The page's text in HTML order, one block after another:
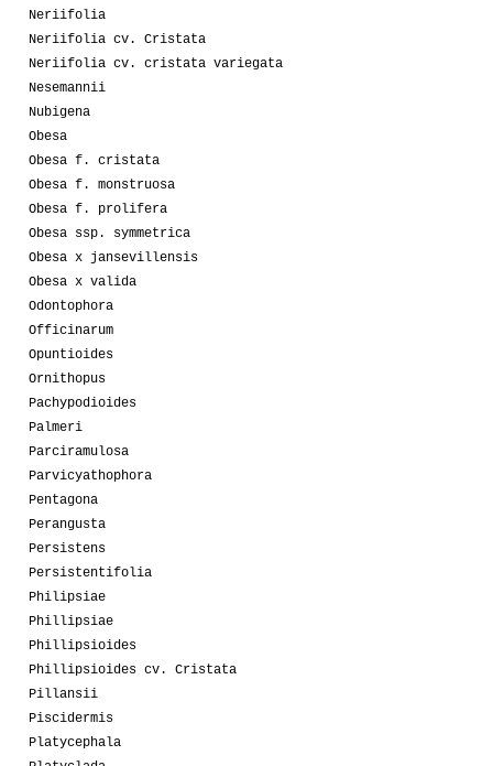
Neriifolia
Neriifolia cv. Cristata
Neriifolia cv. cristata variegata
Nesemannii
Nubigena
Obesa
Obesa f. cristata
Obesa f. monstruosa
Obesa f. prolifera
Obesa ssp. symmetrica
Obesa x jansevillensis
Obesa x valida
Odontophora
Officinarum
Opuntioides
Ornithopus
Pachypodioides
Palmeri
Parciramulosa
Parvicyathophora
Pentagona
Perangusta
Persistens
Persistentifolia
Philipsiae
Phillipsiae
Phillipsioides
Phillipsioides cv. Cristata
Pillansii
Piscidermis
Platycephala